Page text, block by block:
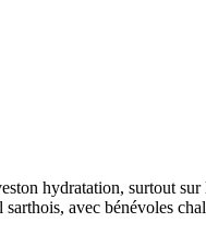
hydratation, surtout
avec bénévoles